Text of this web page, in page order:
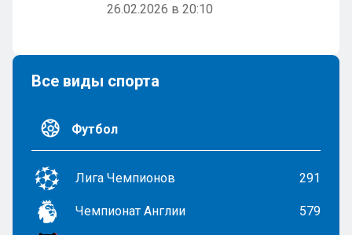
26.02.2026 в 20:10
Все виды спорта
Футбол
Лига Чемпионов 291
Чемпионат Англии 579